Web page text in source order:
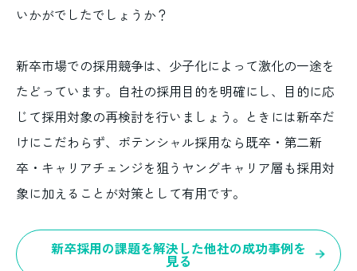
いかがでしたでしょうか？
新卒市場での採用競争は、少子化によって激化の一途を
たどっています。自社の採用目的を明確にし、目的に応
じて採用対象の再検討を行いましょう。ときには新卒だ
けにこだわらず、ポテンシャル採用なら既卒・第二新
卒・キャリアチェンジを狙うヤングキャリア層も採用対
象に加えることが対策として有用です。
新卒採用の課題を解決した他社の成功事例を
見る